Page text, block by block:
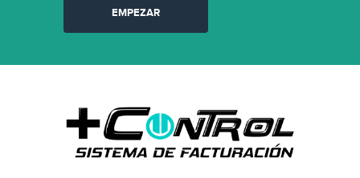
EMPEZAR